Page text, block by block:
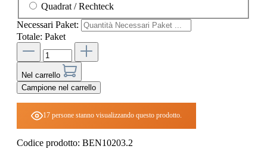
Quadrat / Rechteck
Necessari Paket:
Totale: Paket
Nel carrello
Campione nel carrello
17 persone stanno visualizzando questo prodotto.
Codice prodotto: BEN10203.2